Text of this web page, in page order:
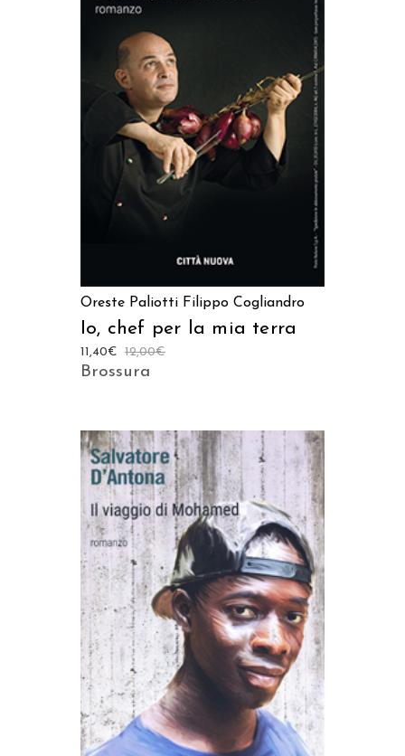
AGGIUNGI AL CARRELLO
Oreste Paliotti Filippo Cogliandro
Io, chef per la mia terra
12,00€
11,40€
Brossura
AGGIUNGI AL CARRELLO